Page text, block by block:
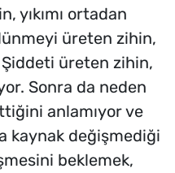
yıkımı ortadan
üreten zihin,
Şiddeti üreten zihin,
Sonra da neden
anlamıyor ve
kaynak değişmediği
beklemek,